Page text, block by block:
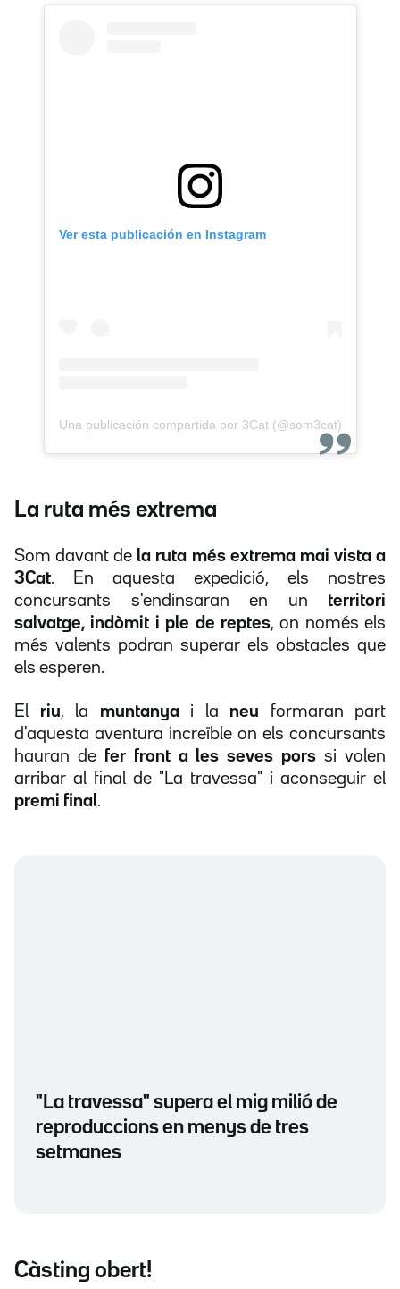
Ver esta publicación en Instagram
Una publicación compartida por 3Cat (@som3cat)
La ruta més extrema
Som davant de la ruta més extrema mai vista a
3Cat. En aquesta expedició, els nostres
concursants s'endinsaran en un territori
salvatge, indòmit i ple de reptes, on només els
més valents podran superar els obstacles que
els esperen.
El riu, la muntanya i la neu
formaran part
d'aquesta aventura increïble on els concursants
hauran de
fer front a les seves pors si volen
arribar al final de "La travessa" i aconseguir el
premi final.
"La travessa" supera el mig milió de
reproduccions en menys de tres
setmanes
Càsting obert!